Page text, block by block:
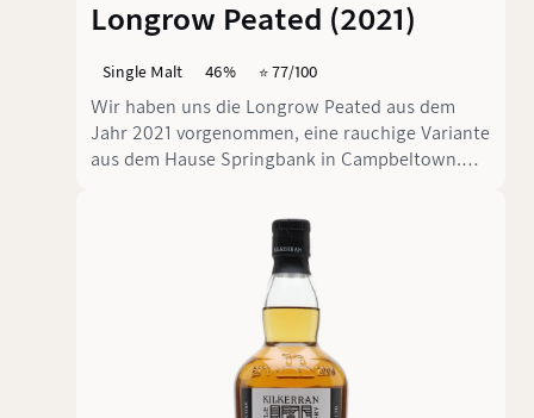
Longrow Peated (2021)
Single Malt 46% ⭐️ 77/100
Wir haben uns die Longrow Peated aus dem
Jahr 2021 vorgenommen, eine rauchige Variante
aus dem Hause Springbank in Campbeltown.